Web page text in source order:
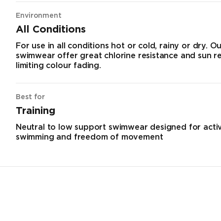
Environment
All Conditions
For use in all conditions hot or cold, rainy or dry.
swimwear offer great chlorine resistance and sun
limiting colour fading.
Best for
Training
Neutral to low support swimwear designed for
swimming and freedom of movement